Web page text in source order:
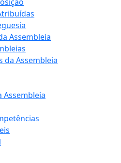
Assembleia
da Assembleia
Assembleia